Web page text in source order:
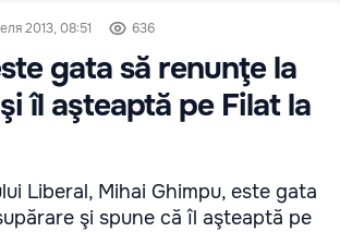
2013, 08:51 636
gata să renunţe la
îl aşteaptă pe Filat la
Liberal, Mihai Ghimpu, este gata
şi spune că îl aşteaptă pe